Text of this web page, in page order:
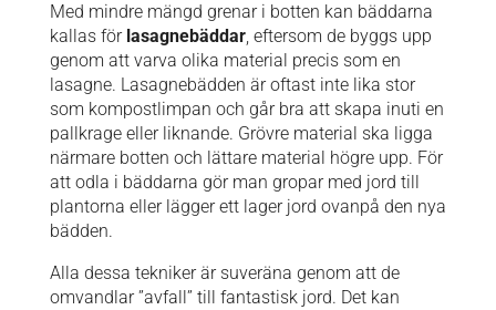
Med mindre mängd grenar i botten kan bäddarna
kallas för lasagnebäddar, eftersom de byggs upp
genom att varva olika material precis som en
lasagne. Lasagnebädden är oftast inte lika stor
som kompostlimpan och går bra att skapa inuti en
pallkrage eller liknande. Grövre material ska ligga
närmare botten och lättare material högre upp. För
att odla i bäddarna gör man gropar med jord till
plantorna eller lägger ett lager jord ovanpå den nya
bädden.
Alla dessa tekniker är suveräna genom att de
omvandlar ”avfall” till fantastisk jord. Det kan